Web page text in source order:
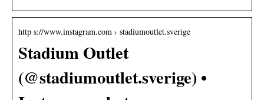
http s://www.instagram.com › stadiumoutlet.sverige
Stadium Outlet
(@stadiumoutlet.sverige) •